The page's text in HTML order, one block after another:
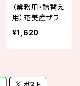
（業務用・詰替え
用）奄美産ザラメ
のバニラシュガ
¥1,620